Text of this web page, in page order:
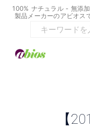
100% ナチュラル - 無添
製品メーカーのアビオス
【